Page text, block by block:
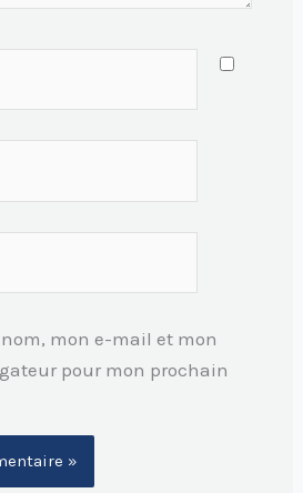
mon e-mail et mon
pour mon prochain